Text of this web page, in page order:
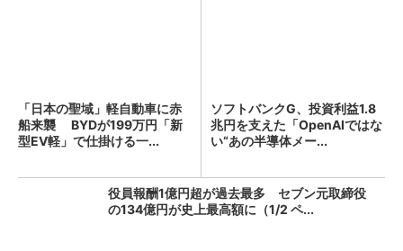
「日本の聖域」軽自動車に赤
船来襲 BYDが199万円「新
型EV軽」で仕掛ける一...
ソフトバンクG、投資利益1.8
兆円を支えた「OpenAIではな
い“あの半導体メー...
役員報酬1億円超が過去最多 セブン元取締役
の134億円が史上最高額に（1/2 ペ...